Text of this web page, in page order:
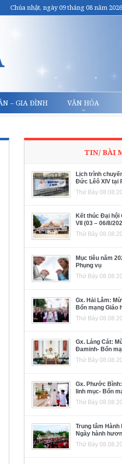
Chúa nhật, ngày 09 tháng 08 năm 2026
– GIA ĐÌNH VĂN HÓA
TIN/ BÀI
Lịch trình
Đức Lêô XIV tại
Thứ Bảy
Kết thúc Đại hội
VII (03 – 06/8/
Thứ Bảy
Mục tiêu năm
Phụng vụ
Thứ Bảy
Gx. Hải Lâm:
Bổn mạng Giáo
Thứ Bảy
Gx. Láng Cát:
Đaminh- Bổn
Thứ Bảy
Gx. Phước
linh mục- Bổn
Thứ Bảy
Trung tâm
Ngày hành
Thứ Bảy